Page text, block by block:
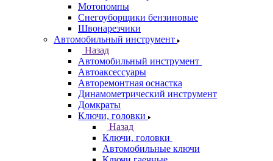
Мотопомпы
Снегоуборщики бензиновые
Швонарезчики
Автомобильный инструмент
Назад
Автомобильный инструмент
Автоаксессуары
Авторемонтная оснастка
Динамометрический инструмент
Домкраты
Ключи, головки
Назад
Ключи, головки
Автомобильные ключи